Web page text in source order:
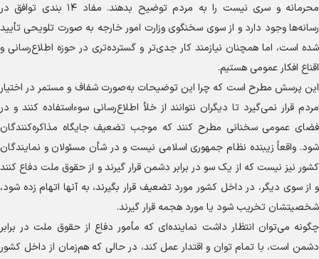
محرمانه و سری نیست را به مردم توضیح بدهند. مفاد ۱۴ بندی توافق در
رسانه‌ها وجود دارد و از سوی سخنگوی وزارت امور خارجه به صورت تلویحی تأیید
شده است، اما همچنان نیازمند کار جدی‌تر و گسترده‌تری در حوزه اطلاع‌رسانی و
اقناع افکار عمومی هستیم.
این پرسش مطرح است که چرا این توضیحات به‌صورت شفاف و مستمر در اختیار
مردم قرار نمی‌گیرد تا دیگران نتوانند از خلأ اطلاع‌رسانی سوءاستفاده کنند و در
فضای عمومی سخنانی مطرح کنند که موجب تضعیف جایگاه مذاکره‌کنندگان
شود. واقعاً زیبنده نظام جمهوری اسلامی نیست و در شأن مسئولان و نمایندگان
کشور نیز نیست که از یک سو در برابر دشمن قرار گیرند و از حقوق ملت دفاع کنند
و از سوی دیگر، در داخل کشور مورد تضعیف قرار بگیرند، به آنها اتهام زده شود،
شخصیتشان تخریب شود یا مورد هجمه قرار گیرند.
چگونه می‌توان انتظار داشت نماینده‌ای که مأمور دفاع از حقوق ملت در برابر
دشمن است، با تمام توان و اقتدار عمل کند، در حالی که هم‌زمان از داخل کشور